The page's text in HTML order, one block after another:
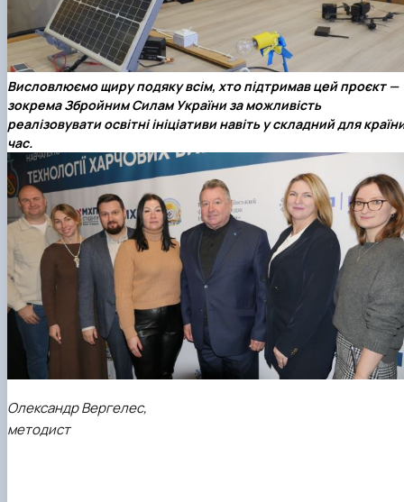
Висловлюємо щиру подяку всім, хто підтримав цей проєкт —
зокрема Збройним Силам України за можливість
реалізовувати освітні ініціативи навіть у складний для
час.
Олександр Вергелес,
методист